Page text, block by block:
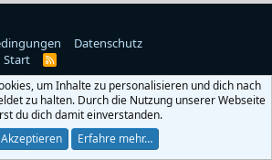
Datenschutz
Start
R
S
um Inhalte zu personalisieren und dich nach
zu halten. Durch die Nutzung unserer Webseite
du dich damit einverstanden.
Akzeptieren
Erfahre mehr…